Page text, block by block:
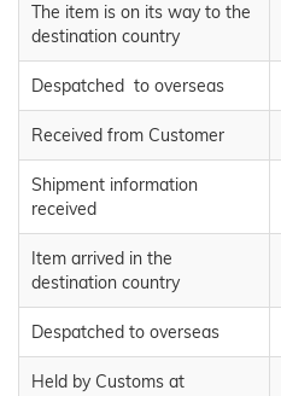
The item is on its way to the
destination country
Despatched to overseas
Received from Customer
Shipment information
received
Item arrived in the
destination country
Despatched to overseas
Held by Customs at